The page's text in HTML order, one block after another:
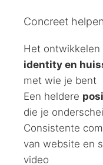
Concreet
Het ontwikkelen
identity en
met wie je bent
Een heldere
die je
Consistente
van website en
video